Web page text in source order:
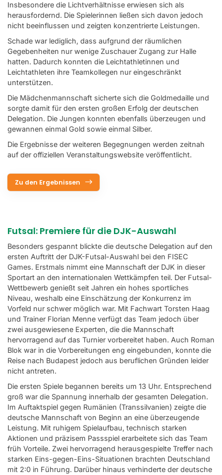
Insbesondere die Lichtverhältnisse erwiesen sich als
herausfordernd. Die Spielerinnen ließen sich davon jedoch
nicht beeinflussen und zeigten konzentrierte Leistungen.
Schade war lediglich, dass aufgrund der räumlichen
Gegebenheiten nur wenige Zuschauer Zugang zur Halle
hatten. Dadurch konnten die Leichtathletinnen und
Leichtathleten ihre Teamkollegen nur eingeschränkt
unterstützen.
Die Mädchenmannschaft sicherte sich die Goldmedaille und
sorgte damit für den ersten großen Erfolg der deutschen
Delegation. Die Jungen konnten ebenfalls überzeugen und
gewannen einmal Gold sowie einmal Silber.
Die Ergebnisse der weiteren Begegnungen werden zeitnah
auf der offiziellen Veranstaltungswebsite veröffentlicht.
Zu den Ergebnissen
Futsal: Premiere für die DJK-Auswahl
Besonders gespannt blickte die deutsche Delegation auf den
ersten Auftritt der DJK-Futsal-Auswahl bei den FISEC
Games. Erstmals nimmt eine Mannschaft der DJK in dieser
Sportart an den internationalen Wettkämpfen teil. Der Futsal-
Wettbewerb genießt seit Jahren ein hohes sportliches
Niveau, weshalb eine Einschätzung der Konkurrenz im
Vorfeld nur schwer möglich war. Mit Fachwart Torsten Haag
und Trainer Florian Menne verfügt das Team jedoch über
zwei ausgewiesene Experten, die die Mannschaft
hervorragend auf das Turnier vorbereitet haben. Auch Roman
Blok war in die Vorbereitungen eng eingebunden, konnte die
Reise nach Budapest jedoch aus beruflichen Gründen leider
nicht antreten.
Die ersten Spiele begannen bereits um 13 Uhr. Entsprechend
groß war die Spannung innerhalb der gesamten Delegation.
Im Auftaktspiel gegen Rumänien (Transsilvanien) zeigte die
deutsche Mannschaft von Beginn an eine überzeugende
Leistung. Mit ruhigem Spielaufbau, technisch starken
Aktionen und präzisem Passspiel erarbeitete sich das Team
früh Vorteile. Zwei hervorragend herausgespielte Treffer nach
starken Eins-gegen-Eins-Situationen brachten Deutschland
mit 2:0 in Führung. Darüber hinaus verhinderte der deutsche